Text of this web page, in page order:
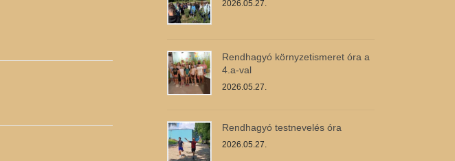
2026.05.27.
Rendhagyó környzetismeret óra a
4.a-val
2026.05.27.
Rendhagyó testnevelés óra
2026.05.27.